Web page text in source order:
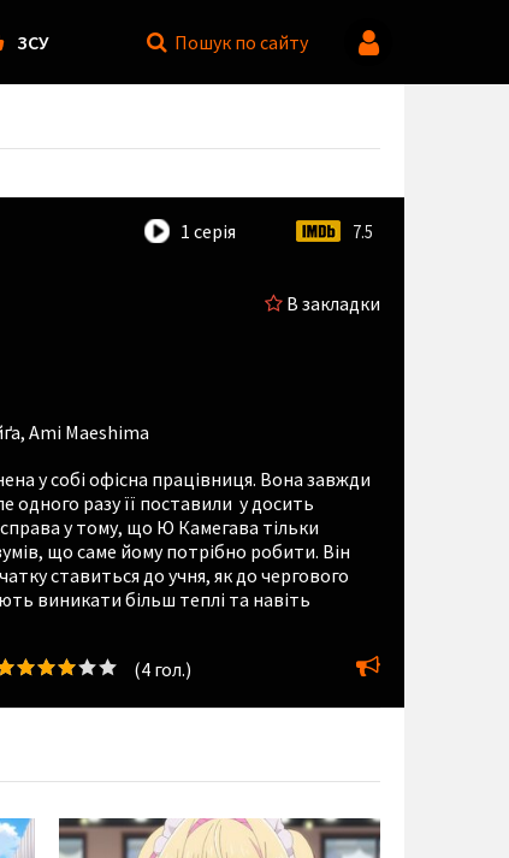
ЗСУ Пошук по сайту
1 серія 7.5
В закладки
, Ami Maeshima
у собі офісна працівниця. Вона завжди
одного разу її поставили у досить
у тому, що Ю Камегава тільки
що саме йому потрібно робити. Він
ставиться до учня, як до чергового
виникати більш теплі та навіть
(4гол.)